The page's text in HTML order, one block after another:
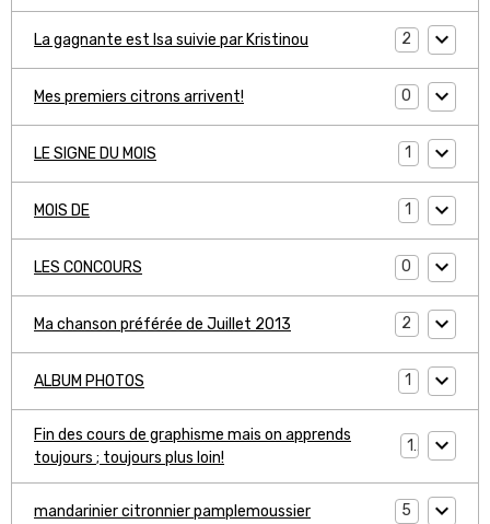
La gagnante est Isa suivie par Kristinou 2
Mes premiers citrons arrivent! 0
LE SIGNE DU MOIS 1
MOIS DE 1
LES CONCOURS 0
Ma chanson préférée de Juillet 2013 2
ALBUM PHOTOS 1
Fin des cours de graphisme mais on apprends
toujours ; toujours plus loin!
1
mandarinier citronnier pamplemoussier 5